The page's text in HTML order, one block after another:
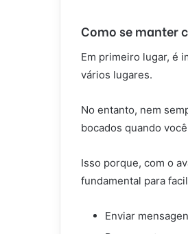
Como se manter
Em primeiro lugar, é
vários lugares.
No entanto, nem
bocados quando
Isso porque, com o
fundamental para
Enviar